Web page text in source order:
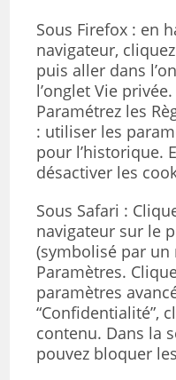
Sous Firefox : en
navigateur,
puis aller dans
l’onglet Vie privée.
Paramétrez les
: utiliser les
pour l’historique.
désactiver les
Sous Safari :
navigateur sur le
(symbolisé par un
Paramètres.
paramètres
“Confidentialité”,
contenu. Dans la
pouvez bloquer